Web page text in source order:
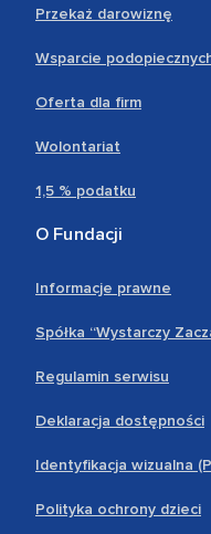
Przekaż darowiznę
Wsparcie
Oferta dla firm
Wolontariat
1,5 % podatku
O Fundacji
Informacje prawne
Spółka “Wystarczy
Regulamin serwisu
Deklaracja dostępności
Identyfikacja wizualna
Polityka ochrony dzieci